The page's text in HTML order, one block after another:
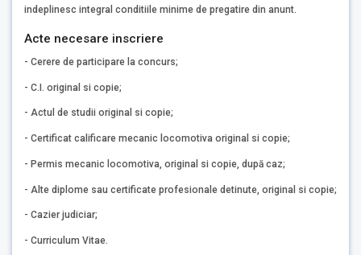
indeplinesc integral conditiile minime de pregatire din anunt.
Acte necesare inscriere
- Cerere de participare la concurs;
- C.I. original si copie;
- Actul de studii original si copie;
- Certificat calificare mecanic locomotiva original si copie;
- Permis mecanic locomotiva, original si copie, după caz;
- Alte diplome sau certificate profesionale detinute, original si copie;
- Cazier judiciar;
- Curriculum Vitae.